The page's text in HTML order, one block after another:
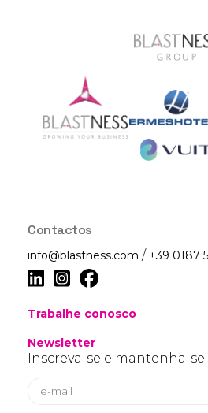
Contactos
info@blastness.com / +39 0187
Trabalhe conosco
Newsletter
Inscreva-se e mantenha-